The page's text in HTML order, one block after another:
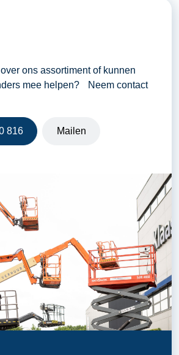
ons assortiment of kunnen
mee helpen? Neem contact
816 Mailen